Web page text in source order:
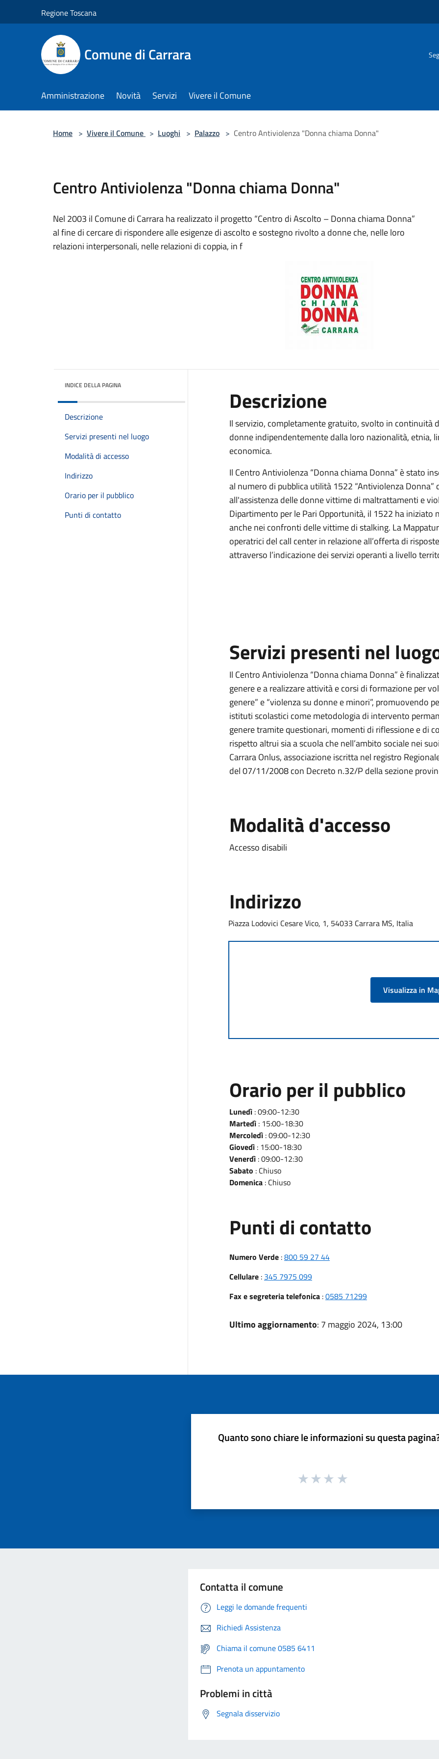
Regione Toscana
Comune di Carrara
Amministrazione Novità Servizi Vivere il Comune
Home > Vivere il Comune > Luoghi > Palazzo > Centro Antiviolenza "Donna chiama Donna"
Centro Antiviolenza "Donna chiama Donna"
Nel 2003 il Comune di Carrara ha realizzato il progetto “Centro di Ascolto – Donna chiama Donna”
al fine di cercare di rispondere alle esigenze di ascolto e sostegno rivolto a donne che, nelle loro
relazioni interpersonali, nelle relazioni di coppia, in f
INDICE DELLA PAGINA
Descrizione
Servizi presenti nel luogo
Modalità di accesso
Indirizzo
Orario per il pubblico
Punti di contatto
Descrizione
Il servizio, completamente gratuito, svolto in continuità
donne indipendentemente dalla loro nazionalità, etnia,
economica.
Il Centro Antiviolenza “Donna chiama Donna” è stato
al numero di pubblica utilità 1522 “Antiviolenza
all'assistenza delle donne vittime di maltrattamenti e
Dipartimento per le Pari Opportunità, il 1522 ha iniziato
anche nei confronti delle vittime di stalking. La
operatrici del call center in relazione all’offerta di
attraverso l’indicazione dei servizi operanti a livello
Servizi presenti nel
Il Centro Antiviolenza “Donna chiama Donna” è
genere e a realizzare attività e corsi di formazione per
genere” e “violenza su donne e minori”, promuovendo
istituti scolastici come metodologia di intervento
genere tramite questionari, momenti di riflessione e di
rispetto altrui sia a scuola che nell’ambito sociale nei
Carrara Onlus, associazione iscritta nel registro
del 07/11/2008 con Decreto n.32/P della sezione
Modalità d'accesso
Accesso disabili
Indirizzo
Piazza Lodovici Cesare Vico, 1, 54033 Carrara MS, Italia
Visualizza in
Orario per il pubblico
Lunedì: 09:00-12:30
Martedì: 15:00-18:30
Mercoledì: 09:00-12:30
Giovedì: 15:00-18:30
Venerdì: 09:00-12:30
Sabato : Chiuso
Domenica: Chiuso
Punti di contatto
Numero Verde:800 59 27 44
Cellulare: 345 7975 099
Fax e segreteria telefonica:0585 71299
Ultimo aggiornamento: 7 maggio 2024, 13:00
Quanto sono chiare le informazioni su questa
Contatta il comune
Leggi le domande frequenti
Richiedi Assistenza
Chiama il comune 0585 6411
Prenota un appuntamento
Problemi in città
Segnala disservizio